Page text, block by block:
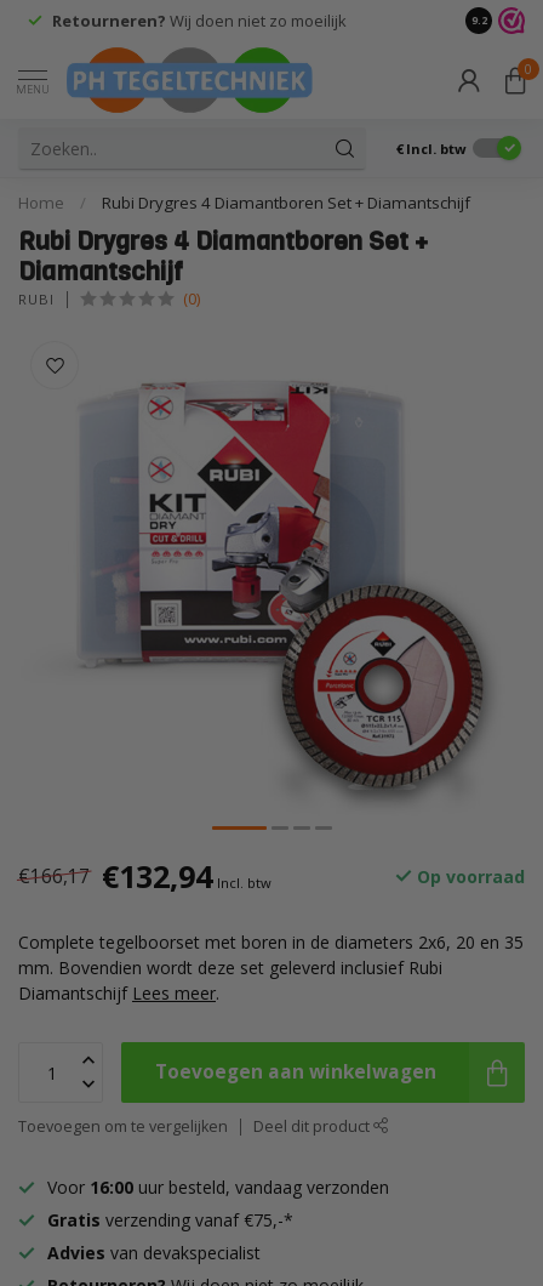
Retourneren? Wij doen niet zo moeilijk 9.2
MENU
0
€ Incl. btw
Home / Rubi Drygres 4 Diamantboren Set + Diamantschijf
Rubi Drygres 4 Diamantboren Set +
Diamantschijf
RUBI (0)
€166,17 €132,94 Incl. btw Op voorraad
Complete tegelboorset met boren in de diameters 2x6, 20 en 35
mm. Bovendien wordt deze set geleverd inclusief Rubi
Diamantschijf Lees meer.
Toevoegen aan winkelwagen
Toevoegen om te vergelijken Deel dit product
Voor 16:00 uur besteld, vandaag verzonden
Gratis verzending vanaf €75,-*
Advies van devakspecialist